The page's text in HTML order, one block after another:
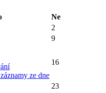
Ne
2
9
ze dne
16
23